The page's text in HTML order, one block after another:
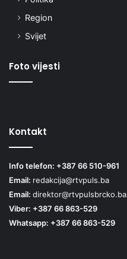
Region
Svijet
Foto vijesti
Kontakt
Info telefon: +387 66 510-961
Email: redakcija@rtvpuls.ba
Email: direktor@rtvpulsbrcko.ba
Viber: +387 66 863-529
Whatsapp: +387 66 863-529